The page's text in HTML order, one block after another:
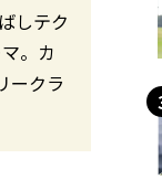
しテク
。カ
ークラ